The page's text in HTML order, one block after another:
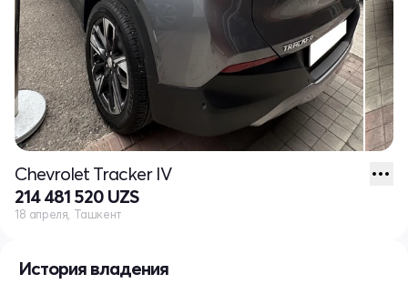
История владения
Chevrolet Tracker IV
214 481 520 UZS
18 апреля, Ташкент